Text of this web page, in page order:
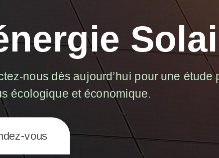
nous dès aujourd’hui pour une étude
écologique et économique.
vous